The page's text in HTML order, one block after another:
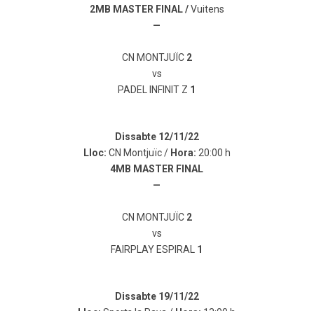
2MB MASTER FINAL /Vuitens
—
CN MONTJUÏC 2
vs
PADEL INFINIT Z 1
Dissabte 12/11/22
Lloc: CN Montjuïc / Hora: 20:00 h
4MB MASTER FINAL
—
CN MONTJUÏC 2
vs
FAIRPLAY ESPIRAL 1
Dissabte 19/11/22